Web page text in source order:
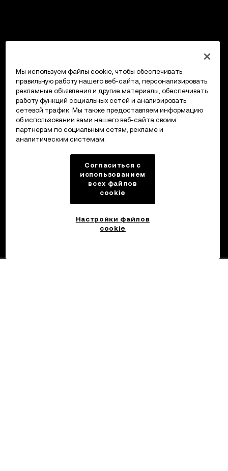
Мы используем файлы cookie, чтобы обеспечивать
правильную работу нашего веб-сайта, персонализировать
рекламные объявления и другие материалы, обеспечивать
работу функций социальных сетей и анализировать
сетевой трафик. Мы также предоставляем информацию
об использовании вами нашего веб-сайта своим
партнерам по социальным сетям, рекламе и
аналитическим системам.
Согласиться с
использованием
всех файлов
cookie
Настройки файлов
cookie